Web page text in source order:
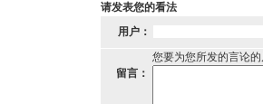
请发表您的看法
用户：
您要为您所发的言论
留言：